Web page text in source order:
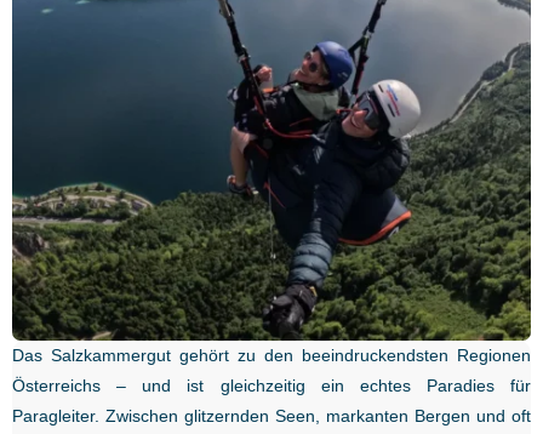
Das Salzkammergut gehört zu den beeindruckendsten Regionen
Österreichs – und ist gleichzeitig ein echtes Paradies für
Paragleiter. Zwischen glitzernden Seen, markanten Bergen und oft